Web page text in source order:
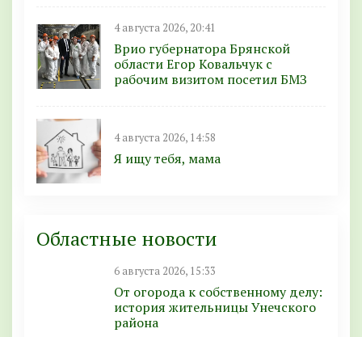
4 августа 2026, 20:41
Врио губернатора Брянской
области Егор Ковальчук с
рабочим визитом посетил БМЗ
4 августа 2026, 14:58
Я ищу тебя, мама
Областные новости
6 августа 2026, 15:33
От огорода к собственному делу:
история жительницы Унечского
района